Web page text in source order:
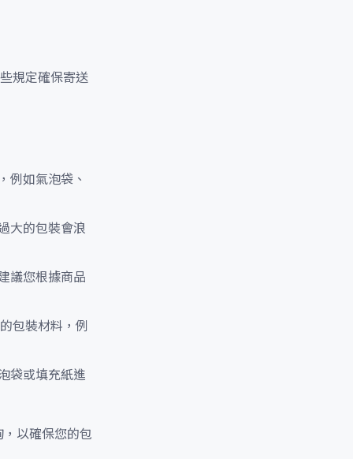
規定確保寄送
例如氣泡袋、
大的包裝會浪
議您根據商品
包裝材料，例
袋或填充紙進
以確保您的包